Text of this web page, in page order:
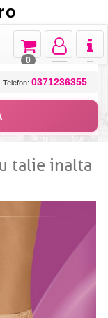
Toggle
Toggle
navigation
Toggle
navigation
0
Telefon: 0371236355
talie inalta